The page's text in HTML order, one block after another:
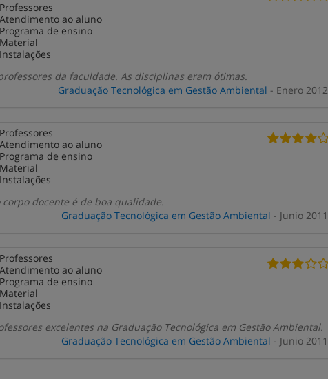
Professores
Atendimento ao aluno
Programa de ensino
Material
Instalações
da faculdade. As disciplinas eram ótimas.
Graduação Tecnológica em Gestão Ambiental - Enero 2012
Professores
Atendimento ao aluno
Programa de ensino
Material
Instalações
docente é de boa qualidade.
Graduação Tecnológica em Gestão Ambiental - Junio 2011
Professores
Atendimento ao aluno
Programa de ensino
Material
Instalações
excelentes na Graduação Tecnológica em Gestão Ambiental.
Graduação Tecnológica em Gestão Ambiental - Junio 2011